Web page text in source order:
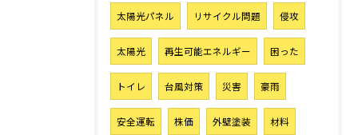
太陽光パネル リサイクル問題 侵攻
太陽光 再生可能エネルギー 困った
トイレ 台風対策 災害 豪雨
安全運転 株価 外壁塗装 材料